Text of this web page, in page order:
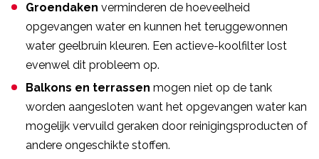
Groendaken verminderen de hoeveelheid
opgevangen water en kunnen het teruggewonnen
water geelbruin kleuren. Een actieve-koolfilter lost
evenwel dit probleem op.
Balkons en terrassen mogen niet op de tank
worden aangesloten want het opgevangen water kan
mogelijk vervuild geraken door reinigingsproducten of
andere ongeschikte stoffen.